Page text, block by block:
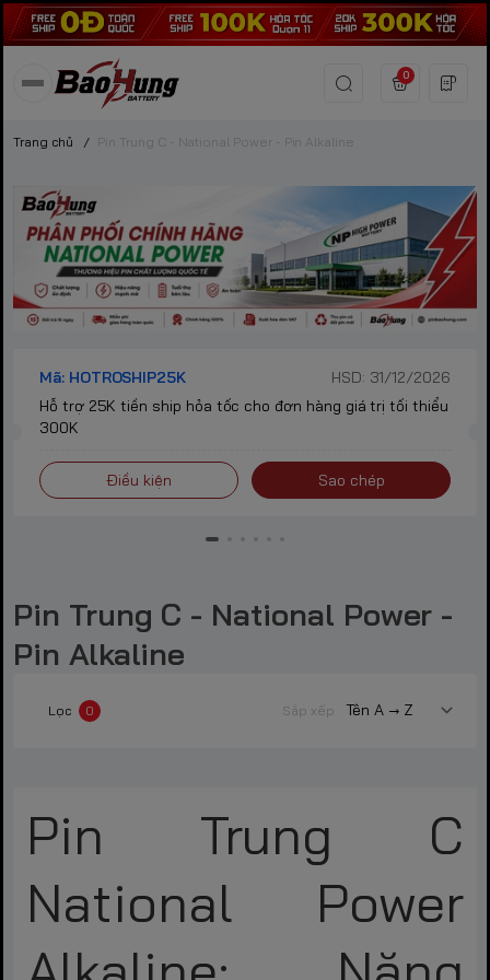
0
Trang chủ / Pin Trung C - National Power - Pin Alkaline
Mã: HOTROSHIP25K
HSD: 31/12/2026
Hỗ trợ 25K tiền ship hỏa tốc cho đơn hàng giá trị tối thiểu
300K
Điều kiện Sao chép
Pin Trung C - National Power -
Pin Alkaline
Lọc 0 Sắp xếp
Pin Trung C
National Power